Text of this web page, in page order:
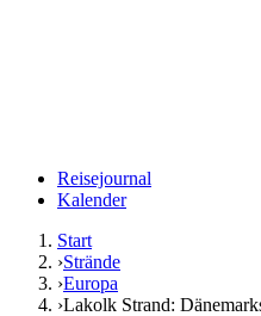
Reisejournal
Kalender
Start
›Strände
›Europa
›Lakolk Strand: